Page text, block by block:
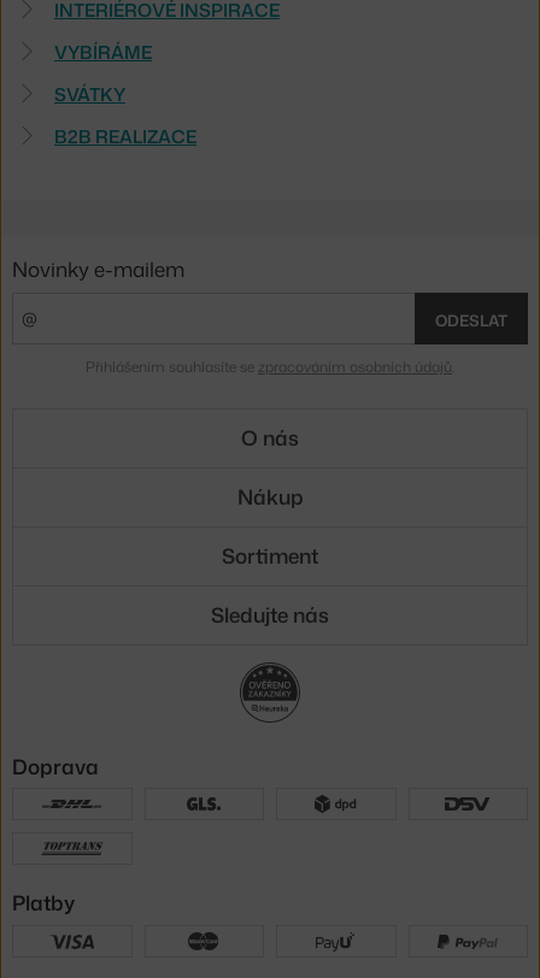
INTERIÉROVÉ INSPIRACE
VYBÍRÁME
SVÁTKY
B2B REALIZACE
Novinky e-mailem
ODESLAT
Přihlášením souhlasíte se zpracováním osobních údajů
O nás
Nákup
Sortiment
Sledujte nás
Doprava
Platby